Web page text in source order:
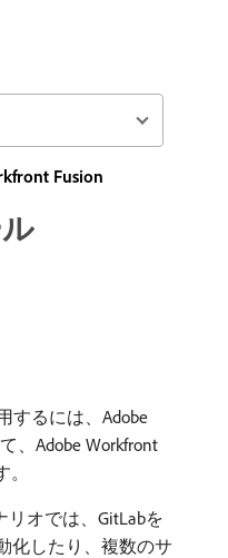
Fusion
するには、Adobe
、Adobe Workfront
リオでは、GitLabを
化したり、複数のサ